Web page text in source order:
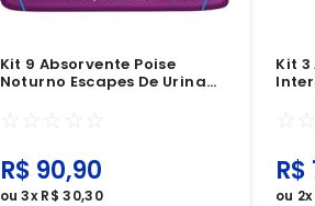
Kit 9 Absorvente Poise
Noturno Escapes De Urina
Unidades
☆ ☆ ☆ ☆ ☆
R$ 90,90
ou3xR$ 30,30
Kit
☆ ☆
R$
ou 2x